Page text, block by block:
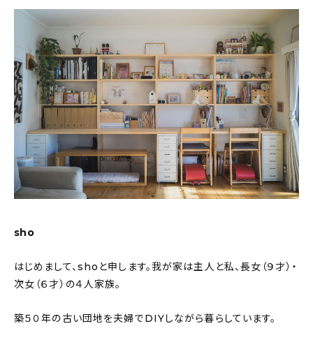
人気の記事
おすすめの記事
インテリア
日用品
キッチン
sho
はじめまして、shoと申します。我が家は主人と私、長女（９才）・
次女（６才）の４人家族。
築５０年の古い団地を夫婦でDIYしながら暮らしています。